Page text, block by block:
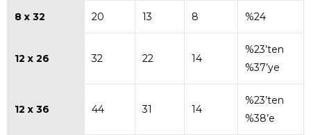
8 x 32 20 13 8 %24
12 x 26 32 22 14
%23’ten
%37’ye
12 x 36 44 31 14
%23’ten
%38’e